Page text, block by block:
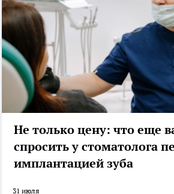
Не только цену: что еще
спросить у стоматолога
имплантацией зуба
31 июля